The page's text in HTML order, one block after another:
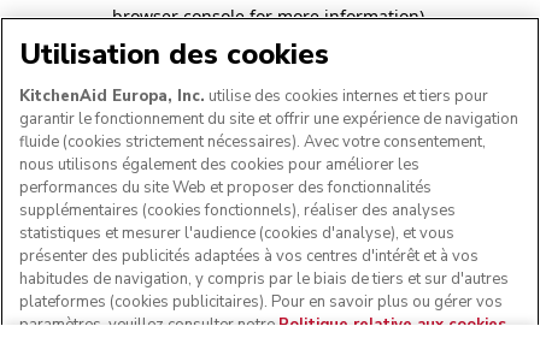
browser console for more information).
Utilisation des cookies
KitchenAid Europa, Inc. utilise des cookies internes et tiers pour
garantir le fonctionnement du site et offrir une expérience de navigation
fluide (cookies strictement nécessaires). Avec votre consentement,
nous utilisons également des cookies pour améliorer les
performances du site Web et proposer des fonctionnalités
supplémentaires (cookies fonctionnels), réaliser des analyses
statistiques et mesurer l'audience (cookies d'analyse), et vous
présenter des publicités adaptées à vos centres d'intérêt et à vos
habitudes de navigation, y compris par le biais de tiers et sur d'autres
plateformes (cookies publicitaires). Pour en savoir plus ou gérer vos
paramètres, veuillez consulter notre Politique relative aux cookies